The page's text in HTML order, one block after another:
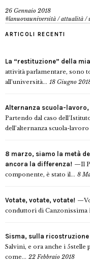
26 Gennaio 2018
#lanuovauniversità /attualità /
ARTICOLI RECENTI
La “restituzione” della
attività parlamentare, sono
all’università... 18 Giugno
Alternanza scuola-
Partendo dal caso
dell’alternanza scuola-lavoro
8 marzo, siamo la metà
ancora la differenza!
Il
componente, è stato il... 8
Votate, votate, votate!
conduttori di Canzonissima
Sisma, sulla ricostruzione
Salvini, e ora anche i
come... 22 Febbraio 2018